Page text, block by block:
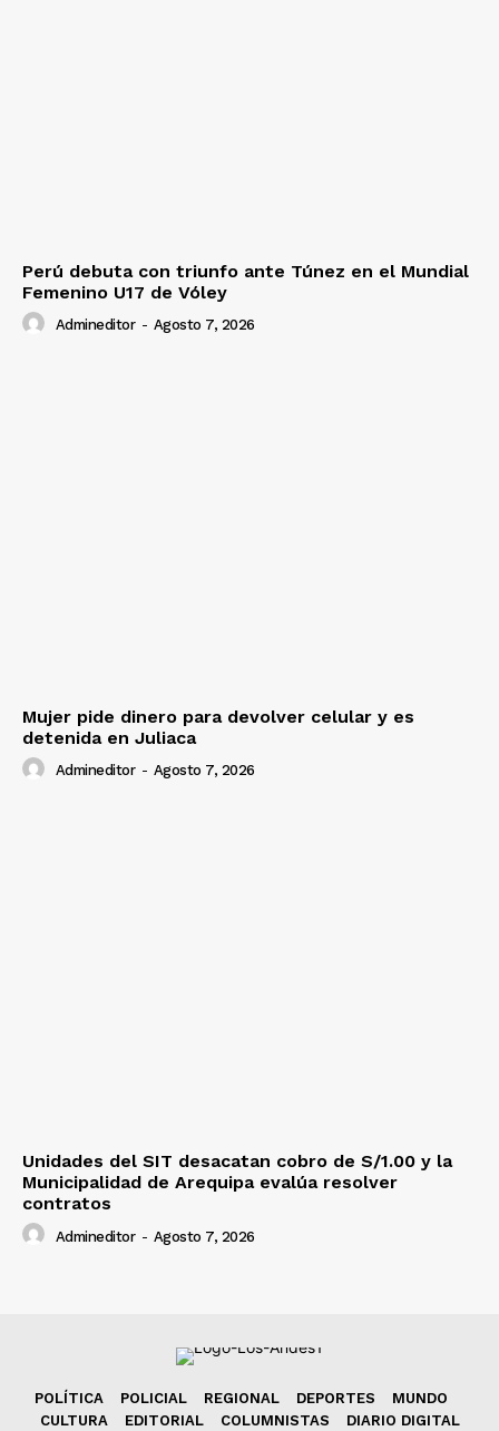
Perú debuta con triunfo ante Túnez en el Mundial
Femenino U17 de Vóley
Admineditor - Agosto 7, 2026
Mujer pide dinero para devolver celular y es
detenida en Juliaca
Admineditor - Agosto 7, 2026
Unidades del SIT desacatan cobro de S/1.00 y la
Municipalidad de Arequipa evalúa resolver
contratos
Admineditor - Agosto 7, 2026
POLÍTICA POLICIAL REGIONAL DEPORTES
MUNDO
CULTURA
EDITORIAL COLUMNISTAS DIARIO DIGITAL